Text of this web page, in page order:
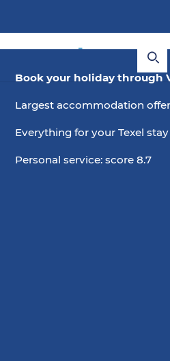
Book your holiday through
Largest accommodation offer
Everything for your Texel stay
Personal service: score 8.7